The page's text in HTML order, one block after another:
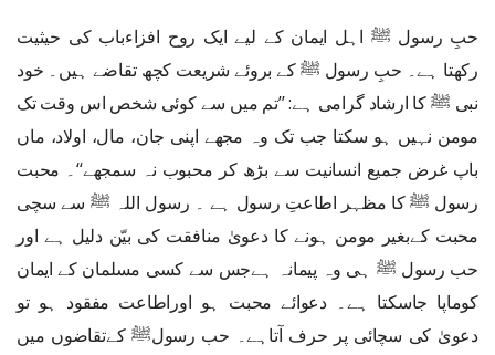
حبِ رسول ﷺ اہل ایمان کے لیے ایک روح افزاءباب کی حیثیت
رکھتا ہے۔ حبِ رسول ﷺ کے بروئے شریعت کچھ تقاضے ہیں۔ خود
نبی ﷺ کا ارشاد گرامی ہے: ’’تم میں سے کوئی شخص اس وقت تک
مومن نہیں ہو سکتا جب تک وہ مجھے اپنی جان، مال، اولاد، ماں
باپ غرض جمیع انسانیت سے بڑھ کر محبوب نہ سمجھے‘‘۔ محبت
رسول ﷺ کا مظہر اطاعتِ رسول ہے ۔ رسول اللہ ﷺ سے سچی
محبت کےبغیر مومن ہونے کا دعویٰ منافقت کی بیّن دلیل ہے اور
حب رسول ﷺ ہی وہ پیمانہ ہےجس سے کسی مسلمان کے ایمان
کوماپا جاسکتا ہے۔ دعوائے محبت ہو اوراطاعت مفقود ہو تو
دعویٰ کی سچائی پر حرف آتاہے۔ حب رسولﷺ کےتقاضوں میں